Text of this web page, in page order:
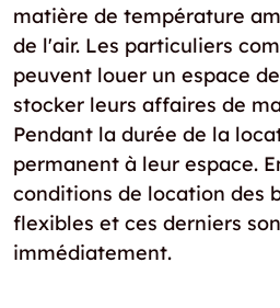
matière de température
de l'air. Les particuliers
peuvent louer un espace
stocker leurs affaires de
Pendant la durée de la
permanent à leur espace.
conditions de location des
flexibles et ces derniers
immédiatement.